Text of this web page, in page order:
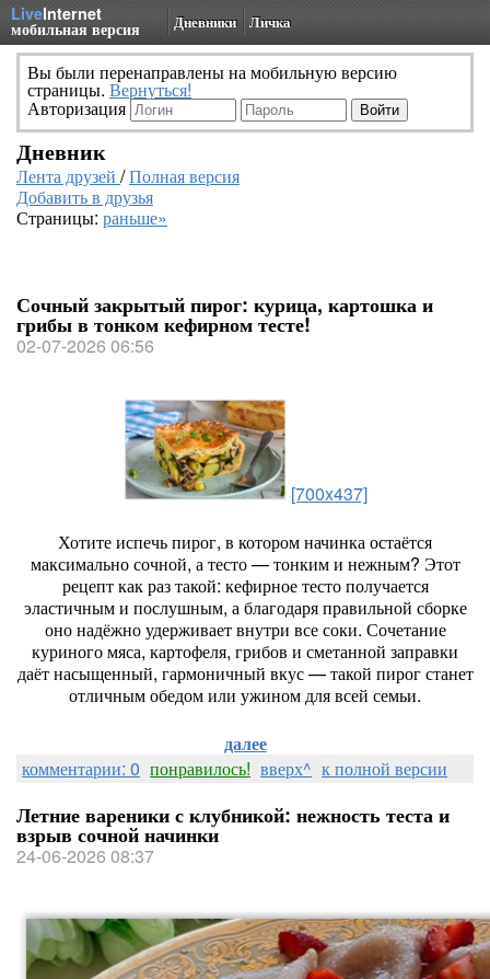
LiveInternet
мобильная версия Дневники Личка
Вы были перенаправлены на мобильную версию
страницы. Вернуться!
Авторизация
Дневник
Лента друзей /Полная версия
Добавить в друзья
Страницы: раньше»
Сочный закрытый пирог: курица, картошка и
грибы в тонком кефирном тесте!
02-07-2026 06:56
[700x437]
Хотитеиспечьпирог, в которомначинкаостаётся
максимальносочной, атесто— тонкими нежным? Этот
рецепткакразтакой: кефирноетестополучается
эластичными послушным, аблагодаряправильной сборке
ононадёжноудерживаетвнутри всесоки. Сочетание
куриногомяса, картофеля, грибов и сметанной заправки
даётнасыщенный, гармоничный вкус— такой пирогстанет
отличнымобедомили ужиномдлявсей семьи.
далее
комментарии: 0 понравилось! вверх^ к полной версии
Летние вареники с клубникой: нежность теста и
взрыв сочной начинки
24-06-2026 08:37